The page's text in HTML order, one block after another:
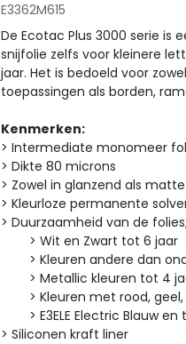
E3362M615
De Ecotac Plus 3000 serie is
snijfolie zelfs voor kleinere
jaar. Het is bedoeld voor
toepassingen als borden,
Kenmerken:
> Intermediate monomeer
> Dikte 80 microns
> Zowel in glanzend als
> Kleurloze permanente
> Duurzaamheid van de folies;
> Wit en Zwart tot 6 jaar
> Kleuren andere dan
> Metallic kleuren tot 4
> Kleuren met rood, geel,
> E3ELE Electric Blauw en
> Siliconen kraft liner